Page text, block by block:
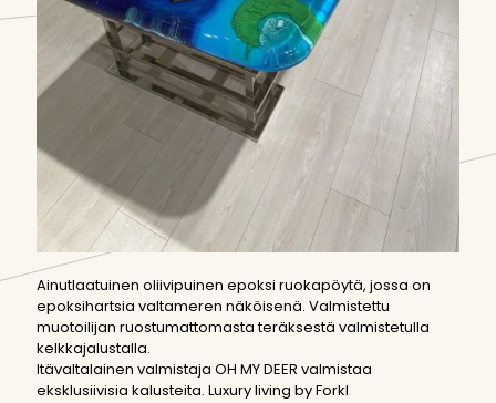
Ainutlaatuinen oliivipuinen epoksi ruokapöytä, jossa on
epoksihartsia valtameren näköisenä. Valmistettu
muotoilijan ruostumattomasta teräksestä valmistetulla
kelkkajalustalla.
Itävaltalainen valmistaja OH MY DEER valmistaa
eksklusiivisia kalusteita. Luxury living by Forkl